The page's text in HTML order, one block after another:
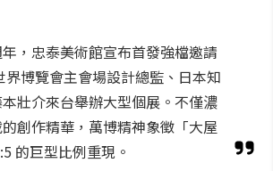
，忠泰美術館宣布首發強檔邀請
界博覽會主會場設計總監、日本知
壯介來台舉辦大型個展。不僅濃
創作精華，萬博精神象徵「大屋
的巨型比例重現。